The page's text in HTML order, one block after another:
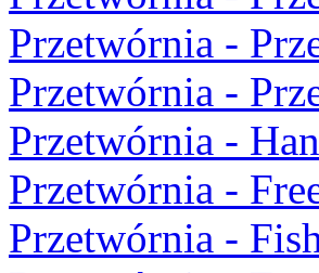
Przetwórnia -
Przetwórnia -
Przetwórnia -
Przetwórnia -
Przetwórnia -